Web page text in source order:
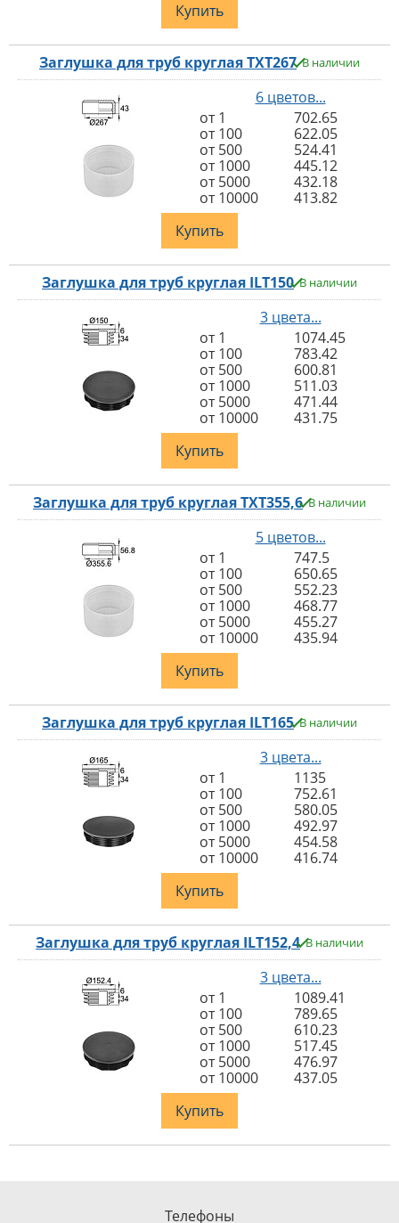
Купить
Заглушка для труб круглая TXT267 В наличии
6 цветов...
от 1
702.65
от 100
622.05
от 500
524.41
от 1000
445.12
от 5000
432.18
от 10000
413.82
Купить
Заглушка для труб круглая ILT150 В наличии
3 цвета...
от 1
1074.45
от 100
783.42
от 500
600.81
от 1000
511.03
от 5000
471.44
от 10000
431.75
Купить
Заглушка для труб круглая TXT355,6 В наличии
5 цветов...
от 1
747.5
от 100
650.65
от 500
552.23
от 1000
468.77
от 5000
455.27
от 10000
435.94
Купить
Заглушка для труб круглая ILT165 В наличии
3 цвета...
от 1
1135
от 100
752.61
от 500
580.05
от 1000
492.97
от 5000
454.58
от 10000
416.74
Купить
Заглушка для труб круглая ILT152,4 В наличии
3 цвета...
от 1
1089.41
от 100
789.65
от 500
610.23
от 1000
517.45
от 5000
476.97
от 10000
437.05
Купить
Телефоны